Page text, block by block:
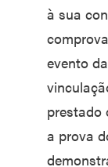
à sua
evento
prestado
a prova